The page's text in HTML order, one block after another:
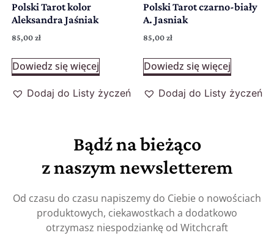
Polski Tarot kolor
Aleksandra Jaśniak
85,00 zł
Dowiedz się więcej
Dodaj do Listy życzeń
Polski Tarot czarno-biały
A. Jasniak
85,00 zł
Dowiedz się więcej
Dodaj do Listy życzeń
Bądź na bieżąco
z naszym newsletterem
Od czasu do czasu napiszemy do Ciebie o nowościach
produktowych, ciekawostkach a dodatkowo
otrzymasz niespodziankę od Witchcraft